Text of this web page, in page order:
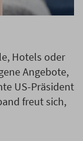
Hotels oder
Angebote,
US-Präsident
freut sich,